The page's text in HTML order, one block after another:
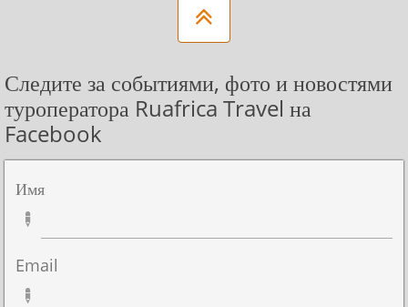

Следите за событиями, фото и новостями
туроператора Ruafrica Travel на
Facebook
Имя

Email
